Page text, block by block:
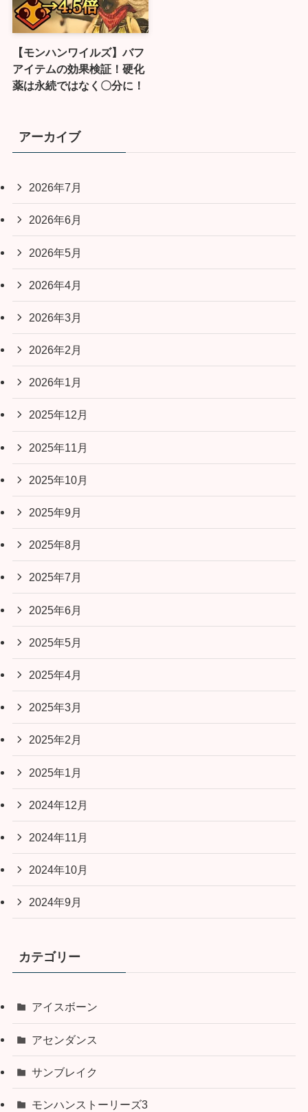
【モンハンワイルズ】バフ
アイテムの効果検証！硬化
薬は永続ではなく〇分に！
アーカイブ
2026年7月
2026年6月
2026年5月
2026年4月
2026年3月
2026年2月
2026年1月
2025年12月
2025年11月
2025年10月
2025年9月
2025年8月
2025年7月
2025年6月
2025年5月
2025年4月
2025年3月
2025年2月
2025年1月
2024年12月
2024年11月
2024年10月
2024年9月
カテゴリー
アイスボーン
アセンダンス
サンブレイク
モンハンストーリーズ3